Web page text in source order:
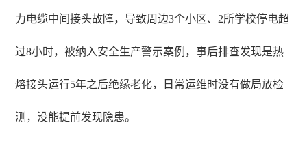
力电缆中间接头故障，导致周边3个小区、2所学校停电超
过8小时，被纳入安全生产警示案例，事后排查发现是热
熔接头运行5年之后绝缘老化，日常运维时没有做局放检
测，没能提前发现隐患。